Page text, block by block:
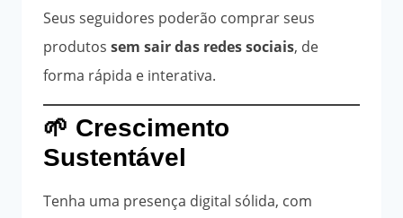
Seus seguidores poderão comprar seus
produtos sem sair das redes sociais, de
forma rápida e interativa.
🌱 Crescimento
Sustentável
Tenha uma presença digital sólida, com